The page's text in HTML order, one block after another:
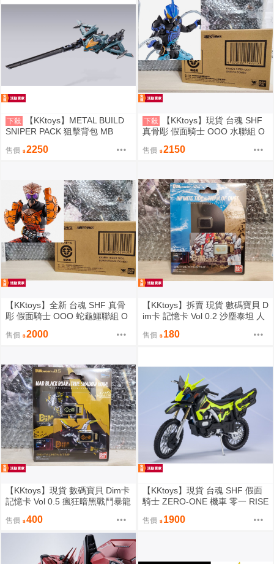
下殺
【KKtoys】METAL BUILD
SNIPER PACK 狙擊背包 MB
售價 2250
下殺
【KKtoys】現貨 台魂 SHF
真骨彫 假面騎士 OOO 水聯組 O
SEIHOU) SHAUTA COMBO
售價 2150
【KKtoys】全新 台魂 SHF 真骨
彫 假面騎士 OOO 蛇龜鱷聯組 O
SEIHOU) BURAKAWANI COMB
售價 2000
【KKtoys】拆賣 現貨 數碼寶貝 D
im卡 記憶卡 Vol 0.2 沙塵泰坦 人
售價 180
【KKtoys】現貨 數碼寶貝 Dim卡
記憶卡 Vol 0.5 瘋狂暗黑戰鬥暴龍
育成手環
售價 400
【KKtoys】現貨 台魂 SHF 假面
騎士 ZERO-ONE 機車 零一 RISE
衝擊
售價 1900